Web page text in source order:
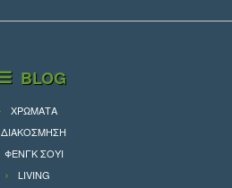
BLOG
ΧΡΩΜΑΤΑ
ΔΙΑΚΟΣΜΗΣΗ
ΦΕΝΓΚ ΣΟΥΙ
LIVING